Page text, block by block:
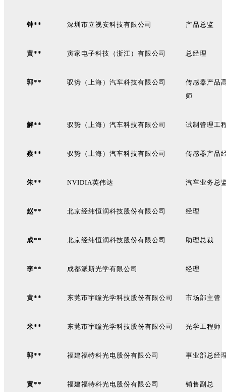
钟** 深圳市立视安科技有限公司 产品总监
黄** 寅家电子科技（浙江）有限公司 总经理
郭** 驭势（上海）汽车科技有限公司
传感器产品
师
解** 驭势（上海）汽车科技有限公司 试制管理工
蔡** 驭势（上海）汽车科技有限公司 传感器产品
朱** NVIDIA英伟达 汽车业务总
赵** 北京经纬恒润科技股份有限公司 经理
成** 北京经纬恒润科技股份有限公司 助理总裁
李** 成都派斯光学有限公司 经理
黄** 东莞市宇瞳光学科技股份有限公司 市场部主管
米** 东莞市宇瞳光学科技股份有限公司 光学工程师
郭** 福建福特科光电股份有限公司 事业部总经
黄** 福建福特科光电股份有限公司 销售副总